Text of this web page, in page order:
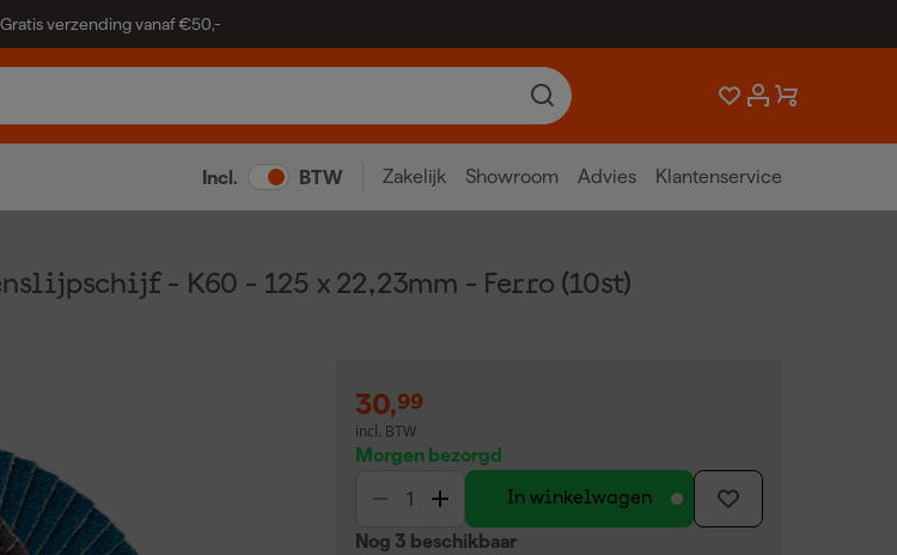
Gratis verzending vanaf €50,-
Incl. BTW Zakelijk Showroom Advies Klantenservice
- K60 - 125 x 22,23mm - Ferro (10st)
30,99
incl. BTW
Morgen bezorgd
In winkelwagen
Nog 3 beschikbaar